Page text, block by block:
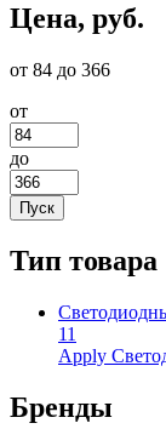
Цена, руб.
от 84 до 366
от
до
Тип товара
11
Apply
Бренды